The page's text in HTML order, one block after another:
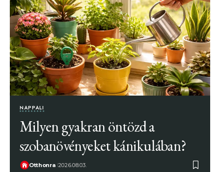
NAPPALI
Milyen gyakran öntözd a
szobanövényeket kánikulában?
Otthonra 2026.08.03.